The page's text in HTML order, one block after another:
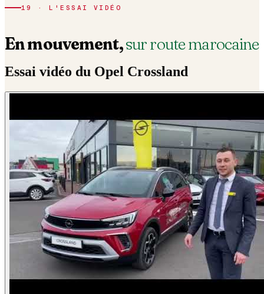
19 · L'ESSAI VIDÉO
En mouvement,sur route marocaine
Essai vidéo du Opel Crossland